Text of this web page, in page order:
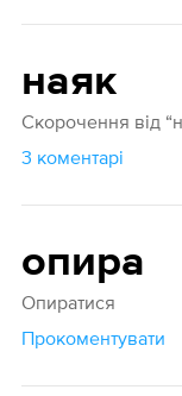
наяк
Скорочення від
3 коментарі
опира
Опиратися
Прокоментувати